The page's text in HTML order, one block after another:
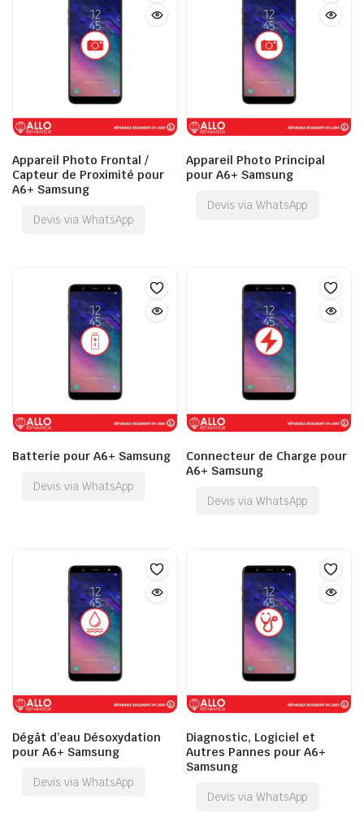
Appareil Photo Frontal /
Capteur de Proximité pour
A6+ Samsung
Devis via WhatsApp
Appareil Photo Principal
pour A6+ Samsung
Devis via WhatsApp
Batterie pour A6+ Samsung
Devis via WhatsApp
Connecteur de Charge pour
A6+ Samsung
Devis via WhatsApp
Dégât d’eau Désoxydation
pour A6+ Samsung
Devis via WhatsApp
Diagnostic, Logiciel et
Autres Pannes pour A6+
Samsung
Devis via WhatsApp